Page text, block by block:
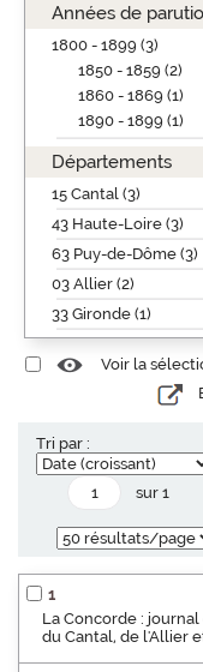
Années de
1800 - 1899 (3)
1850 - 1859 (2)
1860 - 1869 (1)
1890 - 1899 (1)
Départements
15 Cantal (3)
43 Haute-Loire (3)
63 Puy-de-Dôme (3)
03 Allier (2)
33 Gironde (1)
Voir la
Tri par :
sur 1
1
La Concorde :
du Cantal, de l'Allier